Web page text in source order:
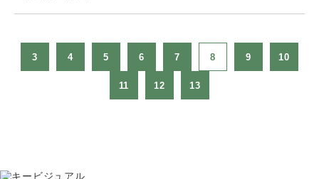
3 4 5 6 7 8 9 10
11 12 13